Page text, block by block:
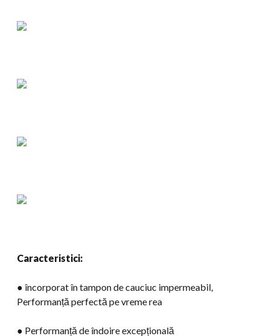
Caracteristici:
● încorporat în tampon de cauciuc impermeabil,
Performanță perfectă pe vreme rea
● Performanță de îndoire excepțională